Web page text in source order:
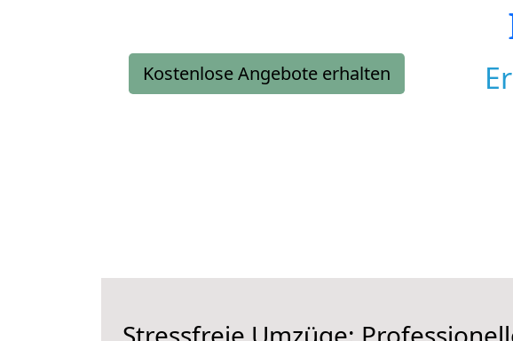
Kostenlose Angebote erhalten